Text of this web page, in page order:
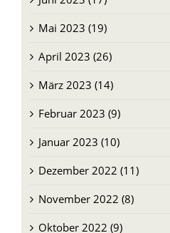
Juni 2023 (17)
Mai 2023 (19)
April 2023 (26)
März 2023 (14)
Februar 2023 (9)
Januar 2023 (10)
Dezember 2022 (11)
November 2022 (8)